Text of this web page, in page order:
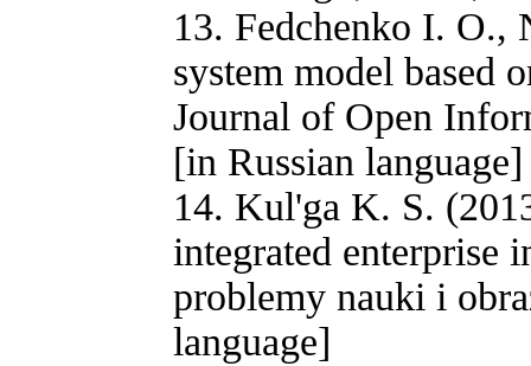
13. Fedchenko I.
system model based
Journal of Open
[in Russian language]
14. Kul'ga K. S.
integrated enterprise
problemy nauki i
language]